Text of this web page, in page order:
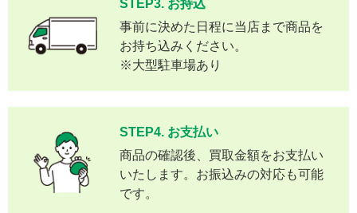
STEP3. お持込
事前に決めた日程に当店まで商品を
お持ち込みください。
※大型駐車場あり
STEP4. お支払い
商品の確認後、買取金額をお支払い
いたします。お振込みの対応も可能
です。